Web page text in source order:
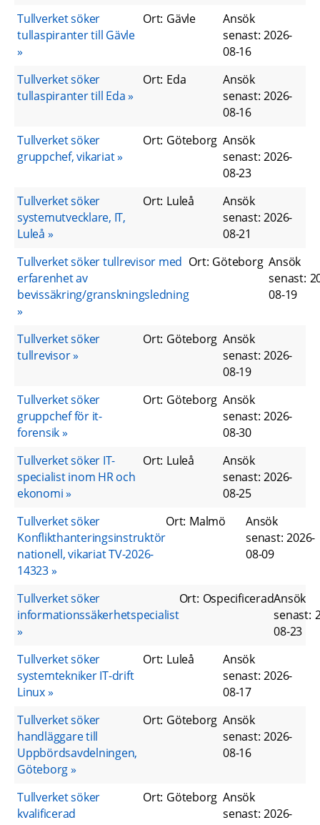
Tullverket söker
tullaspiranter till Gävle
Ort: Gävle
Ansök
senast: 2026-
08-16
Tullverket söker
tullaspiranter till Eda
Ort: Eda
Ansök
senast: 2026-
08-16
Tullverket söker
gruppchef, vikariat
Ort: Göteborg Ansök
senast: 2026-
08-23
Tullverket söker
systemutvecklare, IT,
Luleå
Ort: Luleå
Ansök
senast: 2026-
08-21
Tullverket söker tullrevisor med
erfarenhet av
bevissäkring/granskningsledning
Ort: Göteborg Ansök
senast:
08-19
Tullverket söker
tullrevisor
Ort: Göteborg Ansök
senast: 2026-
08-19
Tullverket söker
gruppchef för it-
forensik
Ort: Göteborg Ansök
senast: 2026-
08-30
Tullverket söker IT-
specialist inom HR och
ekonomi
Ort: Luleå
Ansök
senast: 2026-
08-25
Tullverket söker
Konflikthanteringsinstruktör
nationell, vikariat TV-2026-
14323
Ort: Malmö
Ansök
senast: 2026-
08-09
Tullverket söker
informationssäkerhetspecialist
Ort: OspecificeradAnsök
senast:
08-23
Tullverket söker
systemtekniker IT-drift
Linux
Ort: Luleå
Ansök
senast: 2026-
08-17
Tullverket söker
handläggare till
Uppbördsavdelningen,
Göteborg
Ort: Göteborg Ansök
senast: 2026-
08-16
Tullverket söker
kvalificerad
Ort: Göteborg Ansök
senast: 2026-